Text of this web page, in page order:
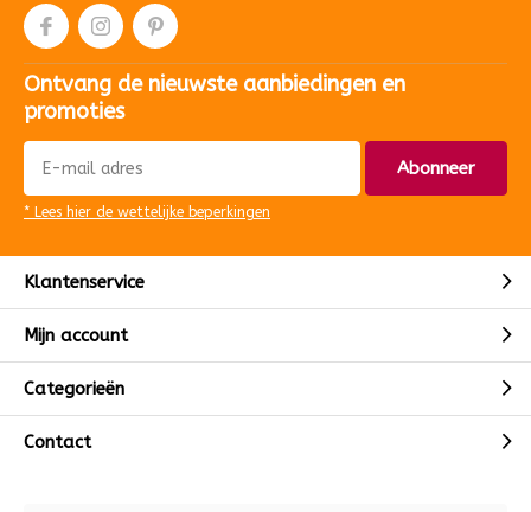
Ontvang de nieuwste aanbiedingen en
promoties
Abonneer
* Lees hier de wettelijke beperkingen
Klantenservice
Mijn account
Categorieën
Contact